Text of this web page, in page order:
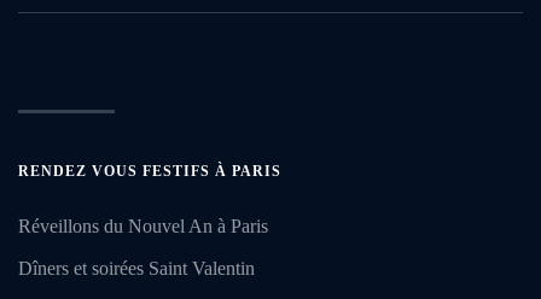
RENDEZ VOUS FESTIFS À PARIS
Réveillons du Nouvel An à Paris
Dîners et soirées Saint Valentin